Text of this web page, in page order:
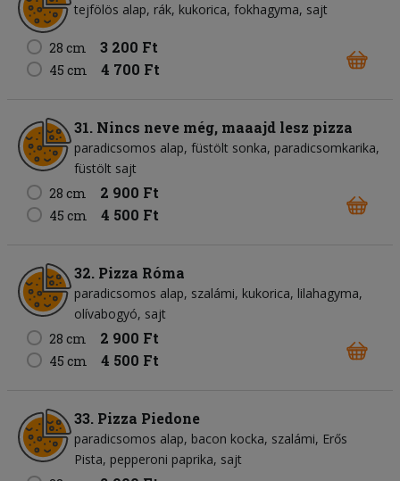
tejfölös alap rák kukorica fokhagyma sajt
28 cm 3 200 Ft
45 cm 4 700 Ft
31. Nincs neve még, maaajd lesz pizza
paradicsomos alap füstölt sonka paradicsomkarika
füstölt sajt
28 cm
2 900 Ft
45 cm 4 500 Ft
32. Pizza Róma
paradicsomos alap szalámi kukorica lilahagyma
olívabogyó sajt
28 cm
2 900 Ft
45 cm 4 500 Ft
33. Pizza Piedone
paradicsomos alap bacon kocka szalámi Erős
Pista pepperoni paprika sajt